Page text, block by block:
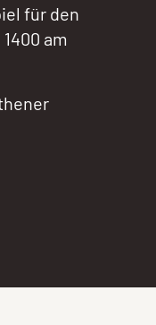
für den
am